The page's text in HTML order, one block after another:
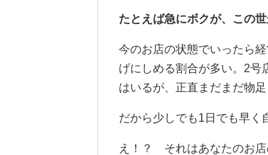
たとえば急にボクが、この
今のお店の状態でいったら
げにしめる割合が多い。2号
はいるが、正直まだまだ物
だから少しでも1日でも早く
え！？ それはあなたのお店